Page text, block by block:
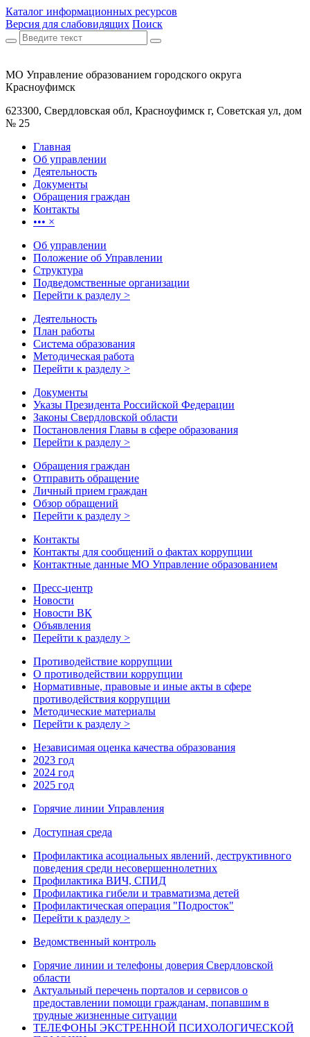
Каталог информационных ресурсов
Версия для слабовидящих Поиск
МО Управление образованием городского округа
Красноуфимск
623300, Свердловская обл, Красноуфимск г, Советская ул, дом
№ 25
Главная
Об управлении
Деятельность
Документы
Обращения граждан
Контакты
••• ×
Об управлении
Положение об Управлении
Структура
Подведомственные организации
Перейти к разделу >
Деятельность
План работы
Система образования
Методическая работа
Перейти к разделу >
Документы
Указы Президента Российской Федерации
Законы Свердловской области
Постановления Главы в сфере образования
Перейти к разделу >
Обращения граждан
Отправить обращение
Личный прием граждан
Обзор обращений
Перейти к разделу >
Контакты
Контакты для сообщений о фактах коррупции
Контактные данные МО Управление образованием
Пресс-центр
Новости
Новости ВК
Объявления
Перейти к разделу >
Противодействие коррупции
О противодействии коррупции
Нормативные, правовые и иные акты в сфере
противодействия коррупции
Методические материалы
Перейти к разделу >
Независимая оценка качества образования
2023 год
2024 год
2025 год
Горячие линии Управления
Доступная среда
Профилактика асоциальных явлений, деструктивного
поведения среди несовершеннолетних
Профилактика ВИЧ, СПИД
Профилактика гибели и травматизма детей
Профилактическая операция "Подросток"
Перейти к разделу >
Ведомственный контроль
Горячие линии и телефоны доверия Свердловской
области
Актуальный перечень порталов и сервисов о
предоставлении помощи гражданам, попавшим в
трудные жизненные ситуации
ТЕЛЕФОНЫ ЭКСТРЕННОЙ ПСИХОЛОГИЧЕСКОЙ